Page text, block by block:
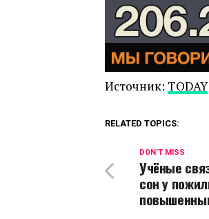
Источник: TODAY
RELATED TOPICS:
DON'T MISS
Учёные
сон у